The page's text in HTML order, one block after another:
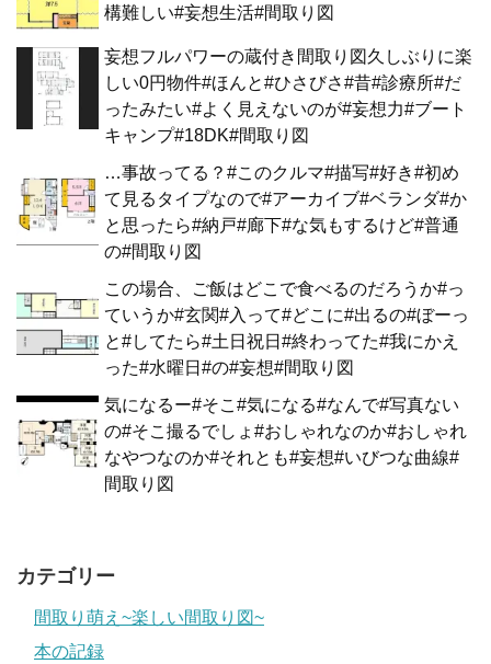
構難しい#妄想生活#間取り図
妄想フルパワーの蔵付き間取り図久しぶりに楽
しい0円物件#ほんと#ひさびさ#昔#診療所#だ
ったみたい#よく見えないのが#妄想力#ブート
キャンプ#18DK#間取り図
…事故ってる？#このクルマ#描写#好き#初め
て見るタイプなので#アーカイブ#ベランダ#か
と思ったら#納戸#廊下#な気もするけど#普通
の#間取り図
この場合、ご飯はどこで食べるのだろうか#っ
ていうか#玄関#入って#どこに#出るの#ぼーっ
と#してたら#土日祝日#終わってた#我にかえ
った#水曜日#の#妄想#間取り図
気になるー#そこ#気になる#なんで#写真ない
の#そこ撮るでしょ#おしゃれなのか#おしゃれ
なやつなのか#それとも#妄想#いびつな曲線#
間取り図
カテゴリー
間取り萌え~楽しい間取り図~
本の記録